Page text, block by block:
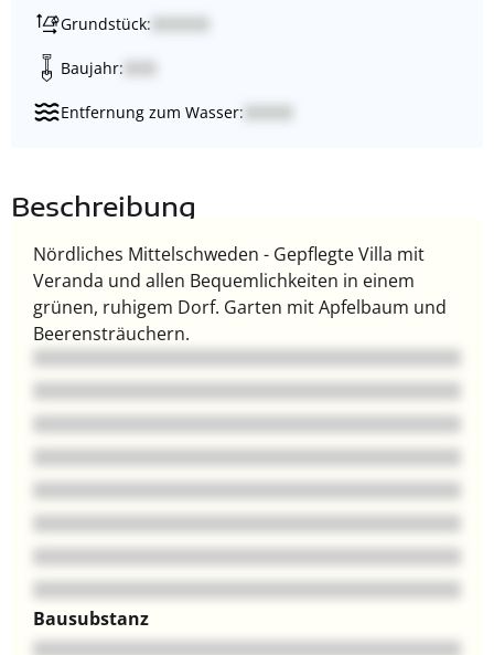
Grundstück:
Baujahr:
Entfernung zum Wasser:
Beschreibung
Nördliches Mittelschweden - Gepflegte Villa mit
Veranda und allen Bequemlichkeiten in einem
grünen, ruhigem Dorf. Garten mit Apfelbaum und
Beerensträuchern.
Bausubstanz